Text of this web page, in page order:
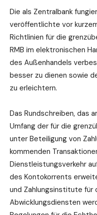
Die als Zentralbank
veröffentlichte vor
Richtlinien für die
RMB im elektronischen
des Außenhandels
besser zu dienen sowie
zu erleichtern.
Das Rundschreiben, das
Umfang der für die
unter Beteiligung von
kommenden
Dienstleistungsverkehr
des Kontokorrents
und Zahlungsinstitute für
Abwicklungsdiensten